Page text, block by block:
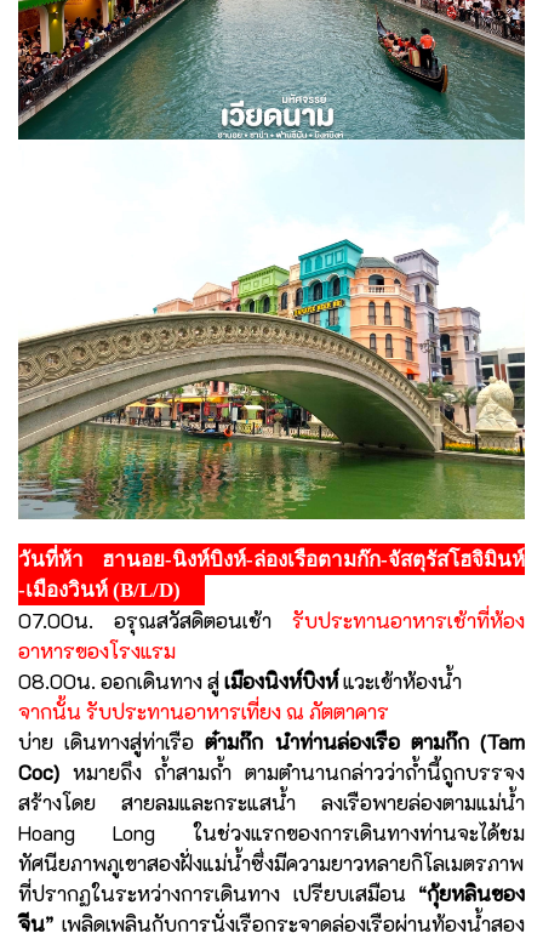
วันที่ห้า ฮานอย-นิงห์บิงห์-ล่องเรือตามก๊ก-จัสตุรัสโฮจิมินห์
-เมืองวินห์ (B/L/D)
07.00น. อรุณสวัสดิตอนเช้า รับประทานอาหารเช้าที่ห้อง
อาหารของโรงแรม
08.00น. ออกเดินทาง สู่เมืองนิงห์บิงห์แวะเข้าห้องน้ำ
จากนั้น รับประทานอาหารเที่ยง ณ ภัตตาคาร
บ่าย เดินทางสู่ท่าเรือต๋ามก๊ก นำท่านล่องเรือ ตามก๊ก (Tam
Coc) หมายถึง ถ้ำสามถ้ำ ตามตำนานกล่าวว่าถ้ำนี้ถูกบรรจง
สร้างโดย สายลมและกระแสน้ำ ลงเรือพายล่องตามแม่น้ำ
Hoang Long ในช่วงแรกของการเดินทางท่านจะได้ชม
ทัศนียภาพภูเขาสองฝั่งแม่น้ำซึ่งมีความยาวหลายกิโลเมตรภาพ
ที่ปรากฏในระหว่างการเดินทาง เปรียบเสมือน “กุ้ยหลินของ
จีน” เพลิดเพลินกับการนั่งเรือกระจาดล่องเรือผ่านท้องน้ำสอง